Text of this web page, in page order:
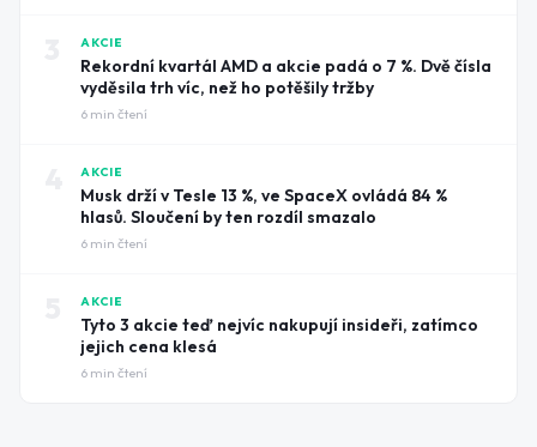
AKCIE
Rekordní kvartál AMD a akcie padá o 7 %. Dvě čísla
vyděsila trh víc, než ho potěšily tržby
6 min čtení
AKCIE
Musk drží v Tesle 13 %, ve SpaceX ovládá 84 %
hlasů. Sloučení by ten rozdíl smazalo
6 min čtení
AKCIE
Tyto 3 akcie teď nejvíc nakupují insideři, zatímco
jejich cena klesá
6 min čtení